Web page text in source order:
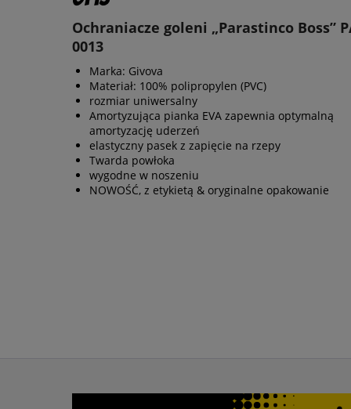
Ochraniacze goleni „Parastinco Boss”
0013
Marka: Givova
Materiał: 100% polipropylen (PVC)
rozmiar uniwersalny
Amortyzująca pianka EVA zapewnia optymalną
amortyzację uderzeń
elastyczny pasek z zapięcie na rzepy
Twarda powłoka
wygodne w noszeniu
NOWOŚĆ, z etykietą & oryginalne opakowanie